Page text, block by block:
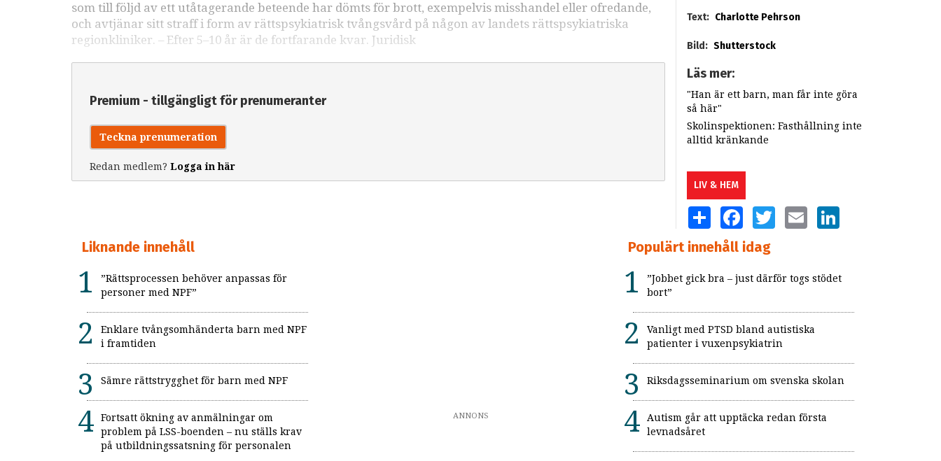
som till följd av ett utåtagerande beteende har dömts för brott, exempelvis misshandel eller ofredande,
och avtjänar sitt straff i form av rättspsykiatrisk tvångsvård på någon av landets rättspsykiatriska
regionkliniker. – Efter 5–10 år är de fortfarande kvar. Juridisk
Premium - tillgängligt för prenumeranter
Teckna prenumeration
Redan medlem? Logga in här
Text: Charlotte Pehrson
Bild: Shutterstock
Läs mer:
"Han är ett barn, man får inte göra
så här"
Skolinspektionen: Fasthållning inte
alltid kränkande
LIV & HEM
SHARE FACEBOOKTWITTEREMAIL LINKEDIN
Liknande innehåll
”Rättsprocessen behöver anpassas för
personer med NPF”
Enklare tvångsomhänderta barn med NPF
i framtiden
Sämre rättstrygghet för barn med NPF
Fortsatt ökning av anmälningar om
problem på LSS-boenden – nu ställs krav
på utbildningssatsning för personalen
ANNONS
Populärt innehåll idag
”Jobbet gick bra – just därför togs stödet
bort”
Vanligt med PTSD bland autistiska
patienter i vuxenpsykiatrin
Riksdagsseminarium om svenska skolan
Autism går att upptäcka redan första
levnadsåret